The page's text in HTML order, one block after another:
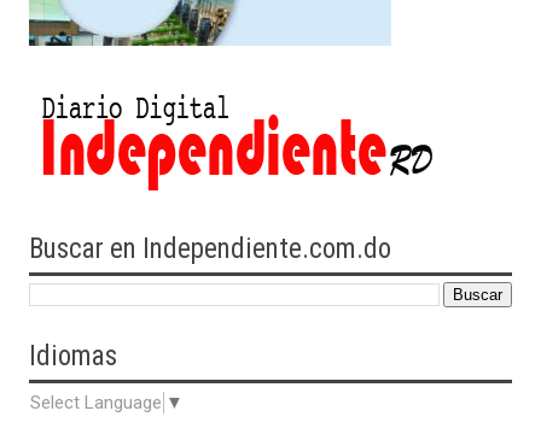
Buscar en Independiente.com.do
Idiomas
Select Language ▼